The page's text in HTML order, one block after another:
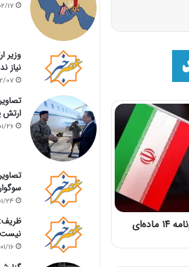
جزئیات جدید از پیش‌نویس تفاهم‌نامه ۱۴ ماده‌ای
17
وزیر
نیاز
07
ارتش
26
24
16